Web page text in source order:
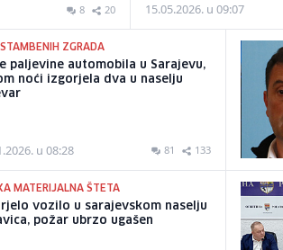
8 20 15.05.2026. u 09:07
ZGRADA
paljevine automobila u Sarajevu,
noći izgorjela dva u naselju
u 08:28 81 133
MATERIJALNA ŠTETA
vozilo u sarajevskom naselju
požar ubrzo ugašen